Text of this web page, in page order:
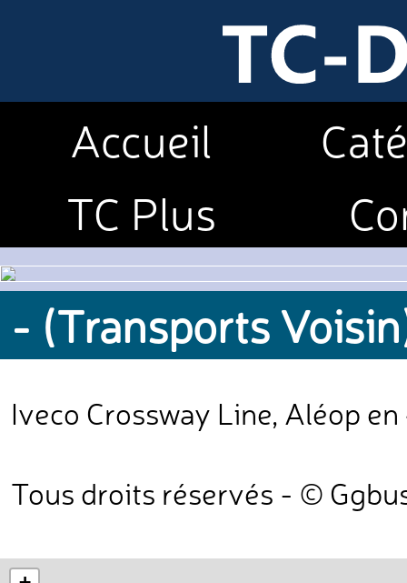
Accueil
TC Plus
- (Transports
Iveco Crossway Line, Aléop
Tous droits réservés - ©